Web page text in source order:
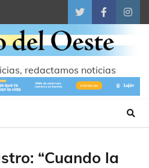
TwitterFacebook
redactamos noticias
“Cuando la